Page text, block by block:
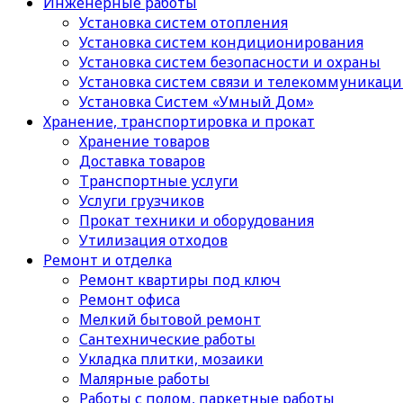
Установка систем отопления
Установка систем кондиционирования
Установка систем безопасности и охраны
Установка систем связи и
Установка Систем «Умный Дом»
Хранение, транспортировка и прокат
Хранение товаров
Доставка товаров
Транспортные услуги
Услуги грузчиков
Прокат техники и оборудования
Утилизация отходов
Ремонт и отделка
Ремонт квартиры под ключ
Ремонт офиса
Мелкий бытовой ремонт
Сантехнические работы
Укладка плитки, мозаики
Малярные работы
Работы с полом, паркетные работы